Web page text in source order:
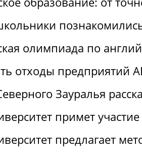
олимпиада по
отходы предприятий
Зауралья
примет
предлагает